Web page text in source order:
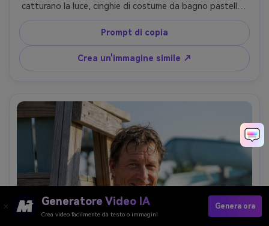
catturano la luce, cinghie di costume da bagno pastello,
trucco impermeabile glitter sottile, forte fiamma solare
con goccioline retroilluminate, Sony A7IV, 85mm f/1.4,
profondità di campo bassa, cornice stretta del viso,
umore estivo sognante, texture naturale della pelle,
fiamma realistica e contrasto, classificazione del colore
Prompt di copia
Crea un'immagine simile ↗
Generatore Video IA
Crea video facilmente da testo o immagini
Genera ora